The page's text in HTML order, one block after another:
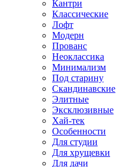
Кантри
Классические
Лофт
Модерн
Прованс
Неоклассика
Минимализм
Под старину
Скандинавские
Элитные
Эксклюзивные
Хай-тек
Особенности
Для студии
Для хрущевки
Для дачи